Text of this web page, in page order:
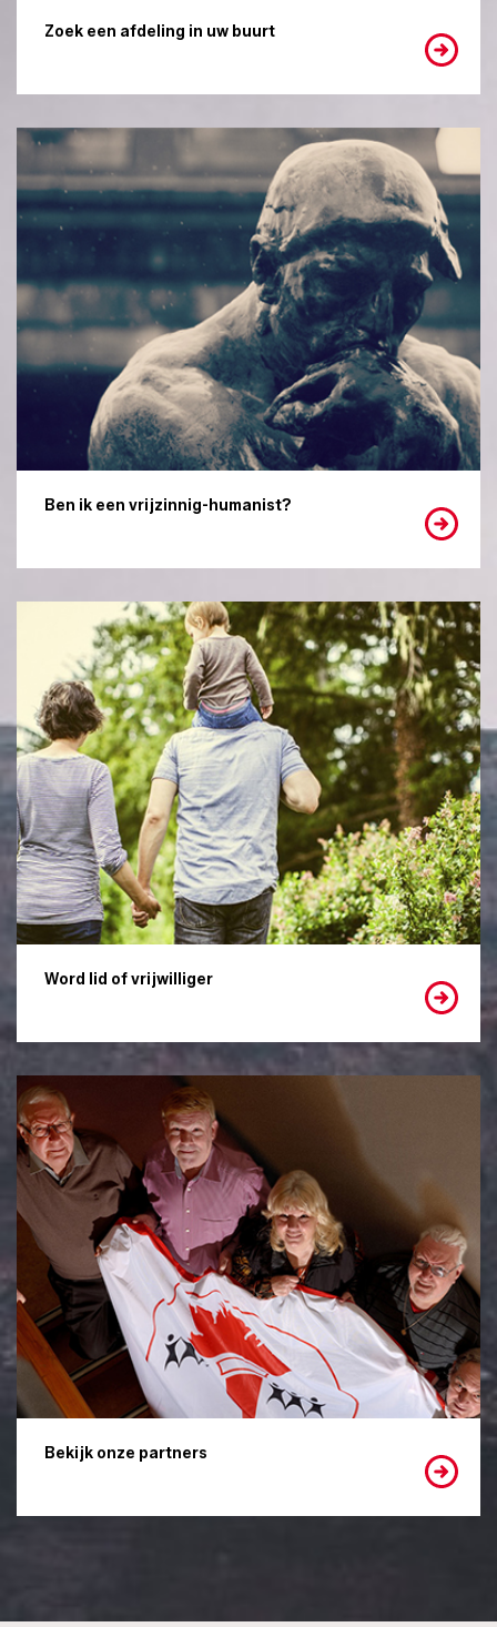
Zoek een afdeling in uw buurt
Ben ik een vrijzinnig-humanist?
Word lid of vrijwilliger
Bekijk onze partners